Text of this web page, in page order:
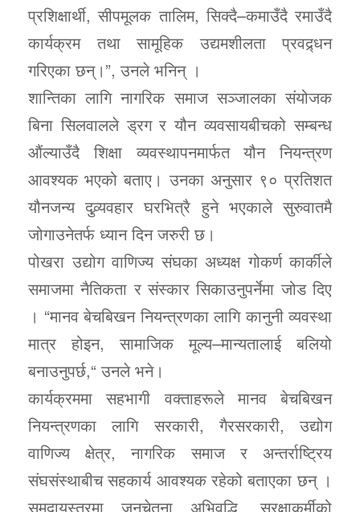
प्रशिक्षार्थी, सीपमूलक तालिम, सिक्दै–कमाउँदै रमाउँदै
कार्यक्रम तथा सामूहिक उद्यमशीलता प्रवद्र्धन
गरिएका छन्।”, उनले भनिन् ।
शान्तिका लागि नागरिक समाज सञ्जालका संयोजक
बिना सिलवालले ड्रग र यौन व्यवसायबीचको सम्बन्ध
औंल्याउँदै शिक्षा व्यवस्थापनमार्फत यौन नियन्त्रण
आवश्यक भएको बताए। उनका अनुसार ९० प्रतिशत
यौनजन्य दुव्र्यवहार घरभित्रै हुने भएकाले सुरुवातमै
जोगाउनेतर्फ ध्यान दिन जरुरी छ।
पोखरा उद्योग वाणिज्य संघका अध्यक्ष गोकर्ण कार्कीले
समाजमा नैतिकता र संस्कार सिकाउनुपर्नेमा जोड दिए
। “मानव बेचबिखन नियन्त्रणका लागि कानुनी व्यवस्था
मात्र होइन, सामाजिक मूल्य–मान्यतालाई बलियो
बनाउनुपर्छ,“ उनले भने।
कार्यक्रममा सहभागी वक्ताहरूले मानव बेचबिखन
नियन्त्रणका लागि सरकारी, गैरसरकारी, उद्योग
वाणिज्य क्षेत्र, नागरिक समाज र अन्तर्राष्ट्रिय
संघसंस्थाबीच सहकार्य आवश्यक रहेको बताएका छन् ।
समुदायस्तरमा जनचेतना अभिवृद्धि, सुरक्षाकर्मीको